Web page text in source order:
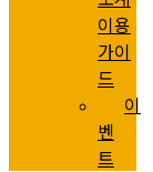
이용
가이
드
이
벤
트